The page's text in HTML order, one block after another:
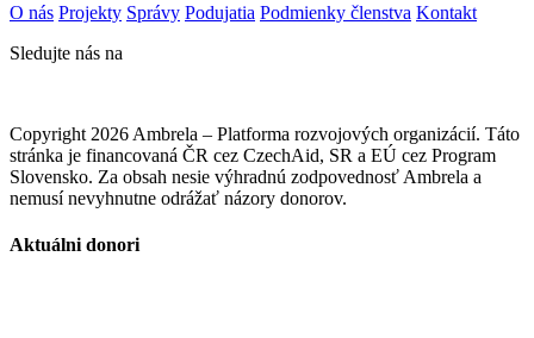
O nás Projekty Správy Podujatia Podmienky členstva Kontakt
Sledujte nás na
Copyright 2026 Ambrela – Platforma rozvojových organizácií. Táto
stránka je financovaná ČR cez CzechAid, SR a EÚ cez Program
Slovensko. Za obsah nesie výhradnú zodpovednosť Ambrela a
nemusí nevyhnutne odrážať názory donorov.
Aktuálni donori